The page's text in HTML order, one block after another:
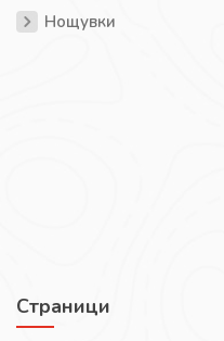
Нощувки
Страници